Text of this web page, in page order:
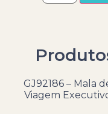
GJ92186 – Mala
Viagem